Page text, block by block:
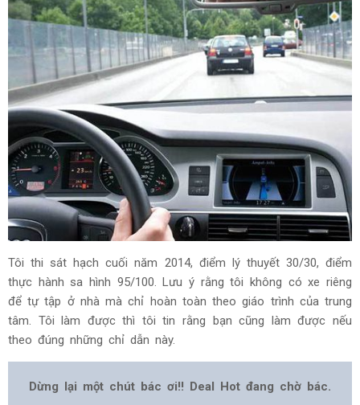
Tôi thi sát hạch cuối năm 2014, điểm lý thuyết 30/30, điểm
thực hành sa hình 95/100. Lưu ý rằng tôi không có xe riêng
để tự tập ở nhà mà chỉ hoàn toàn theo giáo trình của trung
tâm. Tôi làm được thì tôi tin rằng bạn cũng làm được nếu
theo đúng những chỉ dẫn này.
Dừng lại một chút bác ơi!! Deal Hot đang chờ bác.